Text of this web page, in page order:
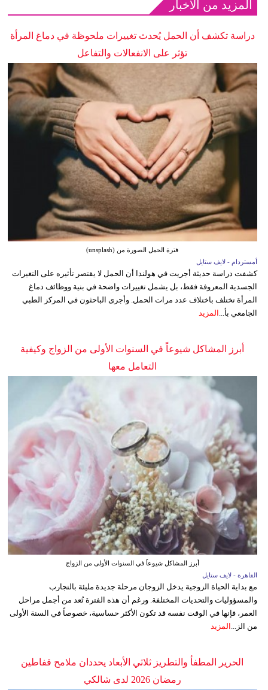
المزيد من الأخبار
دراسة تكشف أن الحمل يُحدث تغييرات ملحوظة في دماغ المرأة
تؤثر على الانفعالات والتفاعل
فترة الحمل الصورة من (unsplash)
أمستردام - لايف ستايل
كشفت دراسة حديثة أجريت في هولندا أن الحمل لا يقتصر تأثيره على التغيرات
الجسدية المعروفة فقط، بل يشمل تغييرات واضحة في بنية ووظائف دماغ
المرأة تختلف باختلاف عدد مرات الحمل. وأجرى الباحثون في المركز الطبي
الجامعي بأ... المزيد
أبرز المشاكل شيوعاً في السنوات الأولى من الزواج وكيفية
التعامل معها
أبرز المشاكل شيوعاً في السنوات الأولى من الزواج
القاهرة - لايف ستايل
مع بداية الحياة الزوجية يدخل الزوجان مرحلة جديدة مليئة بالتجارب
والمسؤوليات والتحديات المختلفة. ورغم أن هذه الفترة تُعد من أجمل مراحل
العمر، فإنها في الوقت نفسه قد تكون الأكثر حساسية، خصوصاً في السنة الأولى
من الز...
المزيد
الحرير المطفأ والتطريز ثلاثي الأبعاد يحددان ملامح قفاطين
رمضان 2026 لدى شالكي